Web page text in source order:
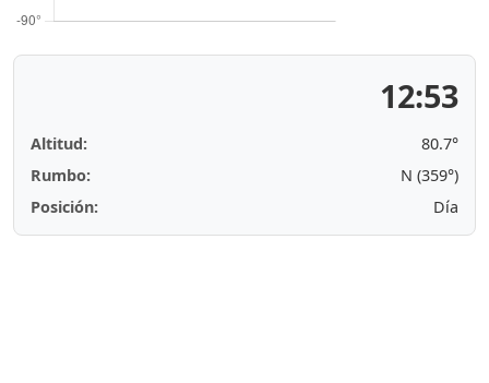
12:53
Altitud:
80.7°
Rumbo:
N (359°)
Posición:
Día